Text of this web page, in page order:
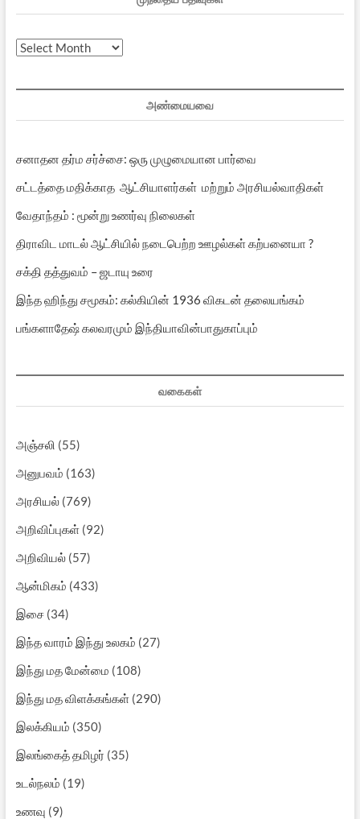
முந்தைய
அண்மையவை
சனாதன தர்ம சர்ச்சை: ஒரு முழுமையான பார்வை
சட்டத்தை மதிக்காத ஆட்சியாளர்கள் மற்றும் அரசியல்வாதிகள்
வேதாந்தம் : மூன்று உணர்வு நிலைகள்
திராவிட மாடல் ஆட்சியில் நடைபெற்ற ஊழல்கள் கற்பனையா ?
சக்தி தத்துவம் – ஜடாயு உரை
இந்த ஹிந்து சமூகம்: கல்கியின் 1936 விகடன் தலையங்கம்
பங்களாதேஷ் கலவரமும் இந்தியாவின்பாதுகாப்பும்
வகைகள்
அஞ்சலி (55)
அனுபவம் (163)
அரசியல்(769)
அறிவிப்புகள்(92)
அறிவியல்(57)
ஆன்மிகம் (433)
இசை(34)
இந்த வாரம் இந்து உலகம் (27)
இந்து மத மேன்மை (108)
இந்து மத விளக்கங்கள்(290)
இலக்கியம் (350)
இலங்கைத் தமிழர் (35)
உடல்நலம் (19)
உணவு (9)